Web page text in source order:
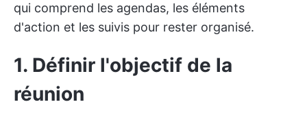
qui comprend les agendas, les éléments
d'action et les suivis pour rester organisé.
1. Définir l'objectif de la
réunion